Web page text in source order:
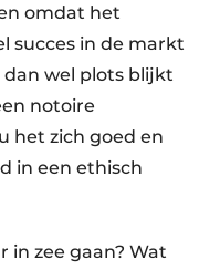
omdat het
succes in de markt
wel plots blijkt
notoire
het zich goed en
in een ethisch
in zee gaan? Wat